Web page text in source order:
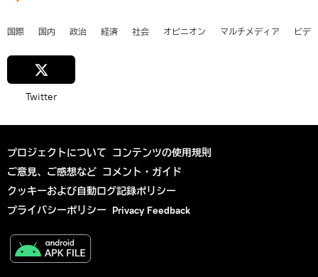
国際 国内 政治 経済 社会 オピニオン マルチメディア ビデ
Twitter
プロジェクトについて コンテンツの使用規則
ご意見、ご感想など コメント・ガイド
クッキーおよび自動ログ記録ポリシー
プライバシーポリシー Privacy Feedback